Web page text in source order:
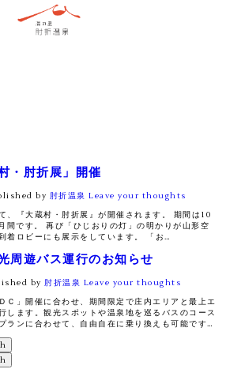
・肘折展」開催
by 肘折温泉 Leave your thoughts
、『大蔵村・肘折展』が開催されます。 期間は10
間です。 再び「ひじおりの灯」の明かりが山形空
着ロビーにも展示をしています。 「お…
周遊バス運行のお知らせ
by 肘折温泉 Leave your thoughts
Ｃ」開催に合わせ、期間限定で庄内エリアと最上エ
します。観光スポットや温泉地を巡るバスのコース
ランに合わせて、自由自在に乗り換えも可能です…